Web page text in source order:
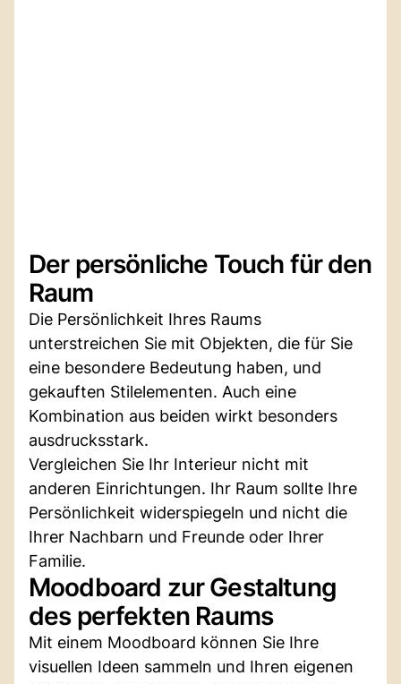
Der persönliche Touch für den
Raum
Die Persönlichkeit Ihres Raums
unterstreichen Sie mit Objekten, die für Sie
eine besondere Bedeutung haben, und
gekauften Stilelementen. Auch eine
Kombination aus beiden wirkt besonders
ausdrucksstark.
Vergleichen Sie Ihr Interieur nicht mit
anderen Einrichtungen. Ihr Raum sollte Ihre
Persönlichkeit widerspiegeln und nicht die
Ihrer Nachbarn und Freunde oder Ihrer
Familie.
Moodboard zur Gestaltung
des perfekten Raums
Mit einem Moodboard können Sie Ihre
visuellen Ideen sammeln und Ihren eigenen